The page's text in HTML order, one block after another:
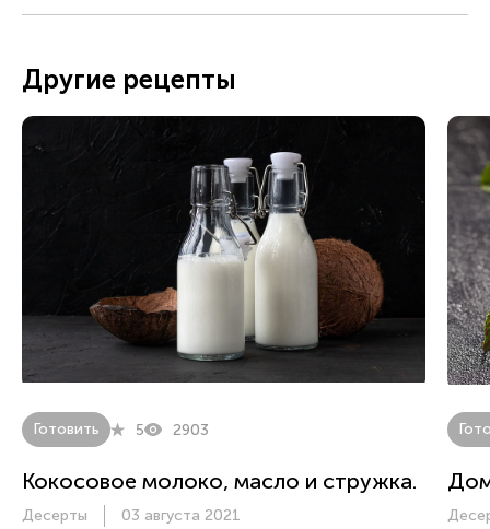
Другие рецепты
Готовить 5 2903
Кокосовое молоко, масло и стружка.
Десерты 03 августа 2021